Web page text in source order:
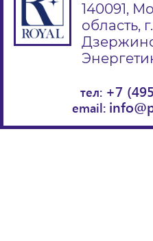
140091,
область, г.
тел: +7
email: